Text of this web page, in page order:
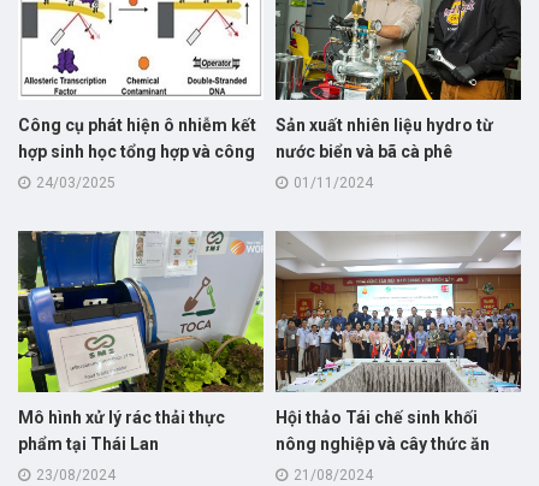
Công cụ phát hiện ô nhiễm kết
hợp sinh học tổng hợp và công
nghệ nano phát hiện các chất ô
cực cao
24/03/2025
Sản xuất nhiên liệu hydro từ
nước biển và bã cà phê
01/11/2024
Mô hình xử lý rác thải thực
phẩm tại Thái Lan
23/08/2024
Hội thảo Tái chế sinh khối
nông nghiệp và cây thức ăn
cho chăn nuôi bò thịt!
21/08/2024